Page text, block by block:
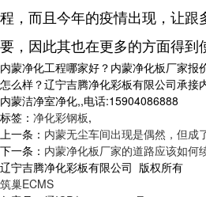
程，而且今年的疫情出现，让跟
要，因此其也在更多的方面得到
内蒙净化工程哪家好？内蒙净化板厂家报
怎么样？辽宁吉腾净化彩板有限公司承接
内蒙洁净室净化,,电话:15904086888
标签： 净化彩钢板,
上一条： 内蒙无尘车间出现是偶然，但成
下一条： 内蒙净化板厂家的道路应该如何
辽宁吉腾净化彩板有限公司 版权所有
筑巢ECMS